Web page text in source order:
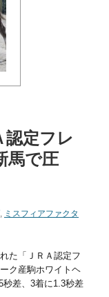
認定フレ
馬で圧
, ミスフィアファクタ
た「ＪＲＡ認定フ
ク産駒ホワイトヘ
差、3着に1.3秒差